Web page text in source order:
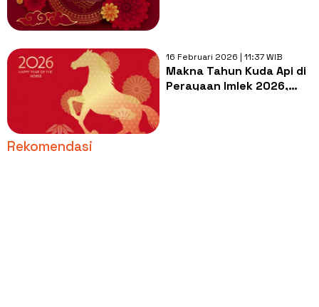
16 Februari 2026 | 11:37 WIB
Makna Tahun Kuda Api di
Perayaan Imlek 2026,
Rekomendasi